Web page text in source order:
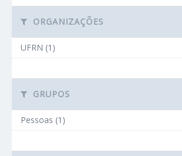
ORGANIZAÇÕES
UFRN (1)
GRUPOS
Pessoas (1)